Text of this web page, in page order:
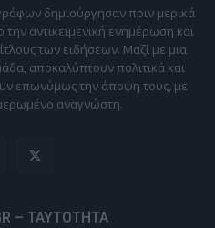
δημιούργησαν πριν μερικά
αντικειμενική ενημέρωση και
των ειδήσεων. Μαζί με μια
αποκαλύπτουν πολιτικά και
επωνύμως την άποψη τους, με
αναγνώστη.
– ΤΑΥΤΌΤΗΤΑ